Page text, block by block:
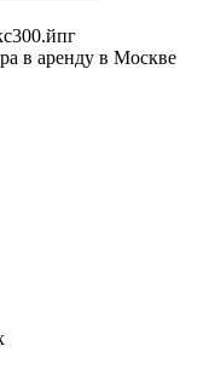
в аренду в Москве